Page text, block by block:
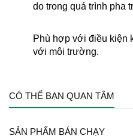
do trong quá trình pha
Phù hợp với điều kiện
với môi trường.
CÓ THỂ BẠN QUAN TÂM
SẢN PHẨM BÁN CHẠY